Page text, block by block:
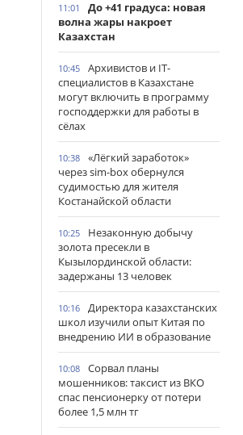
11:01
До +41 градуса: новая
волна жары накроет
Казахстан
10:45
Архивистов и IT-
специалистов в Казахстане
могут включить в программу
господдержки для работы в
сёлах
10:38
«Лёгкий заработок»
через sim-box обернулся
судимостью для жителя
Костанайской области
10:25
Незаконную добычу
золота пресекли в
Кызылординской области:
задержаны 13 человек
10:16
Директора казахстанских
школ изучили опыт Китая по
внедрению ИИ в образование
10:08
Сорвал планы
мошенников: таксист из ВКО
спас пенсионерку от потери
более 1,5 млн тг